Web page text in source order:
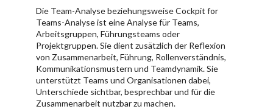
Die Team-Analyse beziehungsweise Cockpit for
Teams-Analyse ist eine Analyse für Teams,
Arbeitsgruppen, Führungsteams oder
Projektgruppen. Sie dient zusätzlich der Reflexion
von Zusammenarbeit, Führung, Rollenverständnis,
Kommunikationsmustern und Teamdynamik. Sie
unterstützt Teams und Organisationen dabei,
Unterschiede sichtbar, besprechbar und für die
Zusammenarbeit nutzbar zu machen.